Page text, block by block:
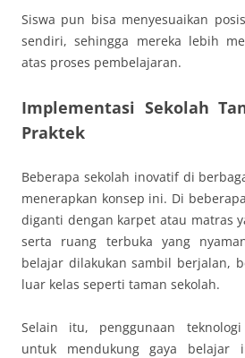
Siswa pun bisa menyesuaikan
sendiri, sehingga mereka lebih
atas proses pembelajaran.
Implementasi Sekolah
Praktek
Beberapa sekolah inovatif di
menerapkan konsep ini. Di
diganti dengan karpet atau matras
serta ruang terbuka yang
belajar dilakukan sambil berjalan,
luar kelas seperti taman sekolah.
Selain itu, penggunaan
untuk mendukung gaya belajar